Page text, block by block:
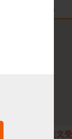
詳しく見る